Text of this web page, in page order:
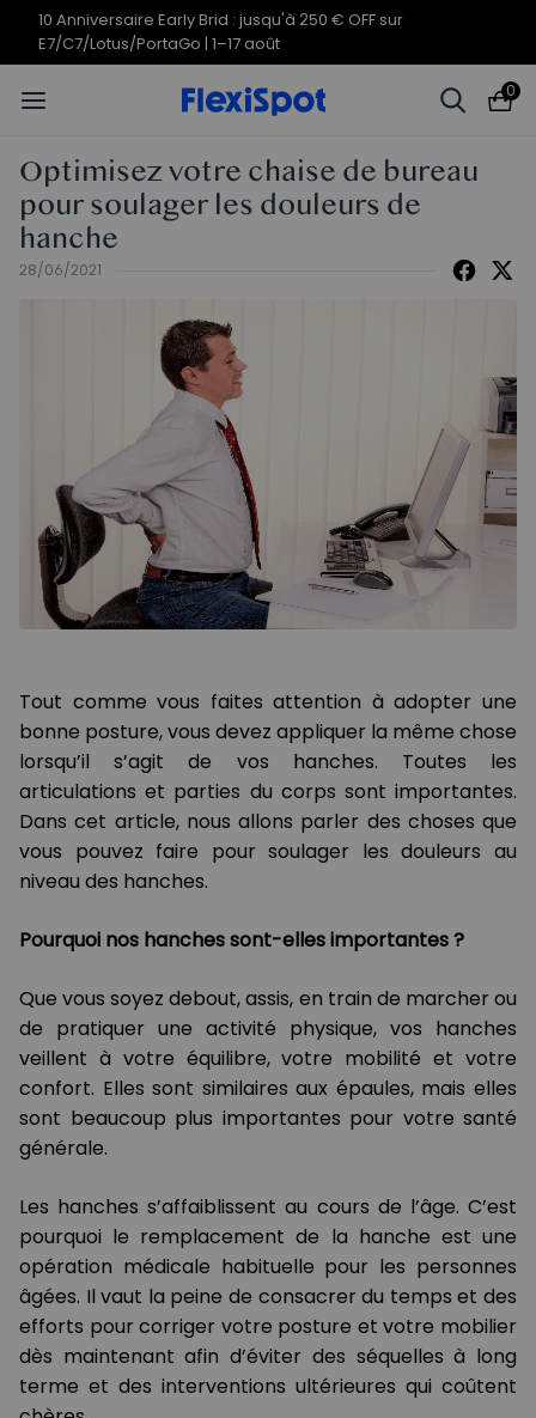
Offres du 10e anniversaire | C7
Morpher dès 579,99 €
Termine en 09j
0
Optimisez votre chaise de bureau
pour soulager les douleurs de
hanche
28/06/2021
Tout comme vous faites attention à adopter une
bonne posture, vous devez appliquer la même chose
lorsqu’il s’agit de vos hanches. Toutes les
articulations et parties du corps sont importantes.
Dans cet article, nous allons parler des choses que
vous pouvez faire pour soulager les douleurs au
niveau des hanches.
Pourquoi nos hanches sont-elles importantes ?
Que vous soyez debout, assis, en train de marcher ou
de pratiquer une activité physique, vos hanches
veillent à votre équilibre, votre mobilité et votre
confort. Elles sont similaires aux épaules, mais elles
sont beaucoup plus importantes pour votre santé
générale.
Les hanches s’affaiblissent au cours de l’âge. C’est
pourquoi le remplacement de la hanche est une
opération médicale habituelle pour les personnes
âgées. Il vaut la peine de consacrer du temps et des
efforts pour corriger votre posture et votre mobilier
dès maintenant afin d’éviter des séquelles à long
terme et des interventions ultérieures qui coûtent